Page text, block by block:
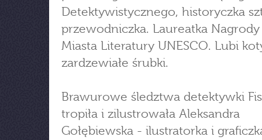
Detektywistycznego, historyczka
przewodniczka. Laureatka
Miasta Literatury UNESCO. Lubi
zardzewiałe śrubki.
Brawurowe śledztwa detektywki
tropiła i zilustrowała Aleksandra
Gołębiewska - ilustratorka i